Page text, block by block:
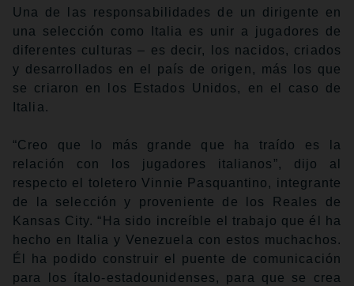
Una de las responsabilidades de un dirigente en
una selección como Italia es unir a jugadores de
diferentes culturas – es decir, los nacidos, criados
y desarrollados en el país de origen, más los que
se criaron en los Estados Unidos, en el caso de
Italia.
“Creo que lo más grande que ha traído es la
relación con los jugadores italianos”, dijo al
respecto el toletero Vinnie Pasquantino, integrante
de la selección y proveniente de los Reales de
Kansas City. “Ha sido increíble el trabajo que él ha
hecho en Italia y Venezuela con estos muchachos.
Él ha podido construir el puente de comunicación
para los ítalo-estadounidenses, para que se crea